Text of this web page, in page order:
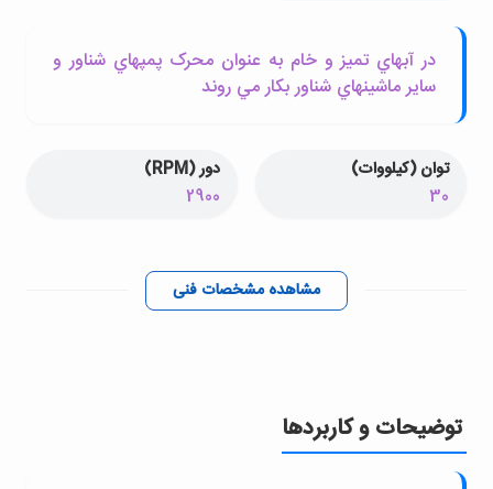
در آبهاي تميز و خام به عنوان محرک پمپهاي شناور و
ساير ماشينهاي شناور بکار مي روند
توان (کیلووات)
30
دور (RPM)
2900
مشاهده مشخصات فنی
توضیحات و کاربردها